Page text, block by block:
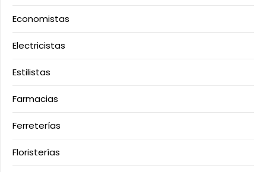
Economistas
Electricistas
Estilistas
Farmacias
Ferreterías
Floristerías